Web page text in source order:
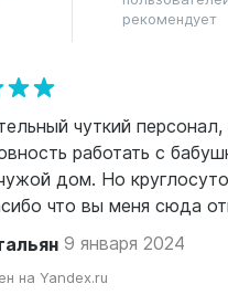
рекомендует
чуткий
работать с
дом. Но
что вы меня сюда
9 января 2024
на Yandex.ru